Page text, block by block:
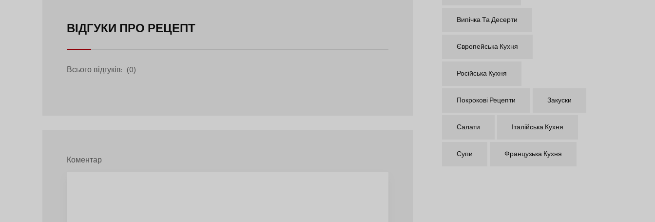
ВІДГУКИ ПРО РЕЦЕПТ
Всього відгуків: (0)
Коментар
Випічка Та Десерти
Європейська Кухня
Російська Кухня
Покрокові Рецепти Закуски
Салати Італійська Кухня
Супи Французька Кухня